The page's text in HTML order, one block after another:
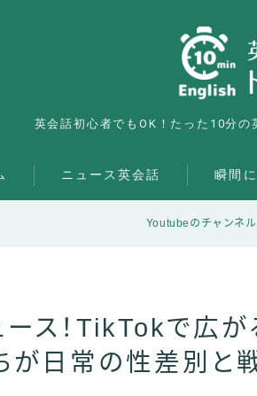
英会話初心者でもOK！たった10分
ニュース英会話 瞬間
Youtubeのチャンネ
ス！TikTokで広が
が日常の性差別と